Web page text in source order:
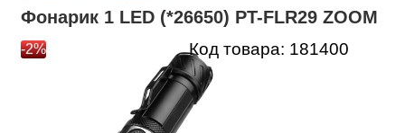
Фонарик 1 LED (*26650) PT-FLR29 ZOOM
-2% Код товара: 181400